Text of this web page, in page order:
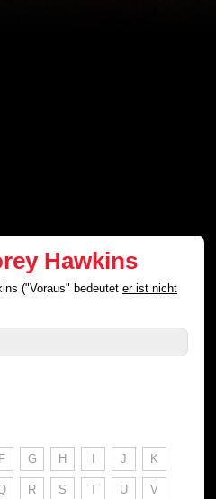
Hawkins
("Voraus" bedeuteter ist nicht
F G H I J K
R S T U V